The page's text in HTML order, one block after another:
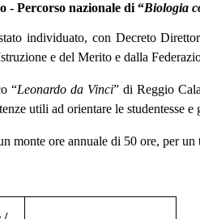
- Percorso nazionale di “Biologia
individuato, con Decreto
e del Merito e dalla
“Leonardo da Vinci” di Reggio
utili ad orientare le studentesse
monte ore annuale di 50 ore, per